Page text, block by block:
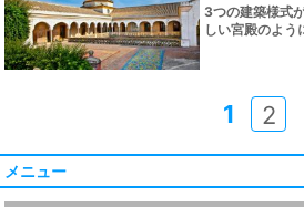
3つの建築様式
しい宮殿のよう
1 2
メニュー